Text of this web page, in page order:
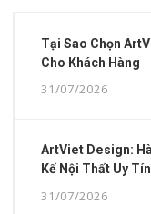
Tại Sao Chọn
Cho Khách Hàng
31/07/2026
ArtViet Design:
Kế Nội Thất Uy Tín
31/07/2026